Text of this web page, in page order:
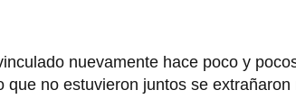
nuevamente hace poco y
que no estuvieron juntos se extrañaron